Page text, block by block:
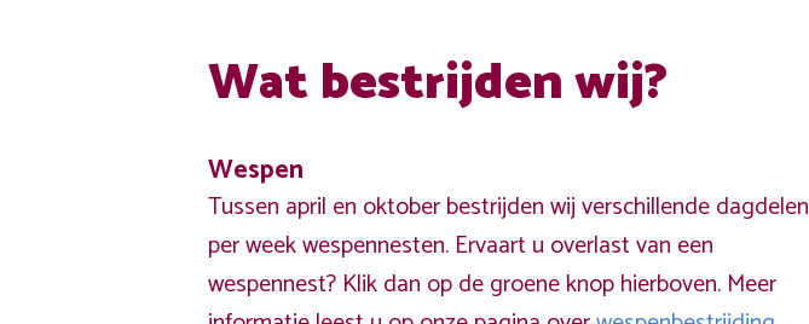
Wat bestrijden wij?
Wespen
Tussen april en oktober bestrijden wij verschillende dagdelen
per week wespennesten. Ervaart u overlast van een
wespennest? Klik dan op de groene knop hierboven. Meer